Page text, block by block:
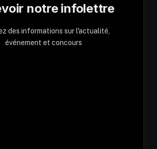
notre infolettre
des informations sur l'actualité,
événement et concours